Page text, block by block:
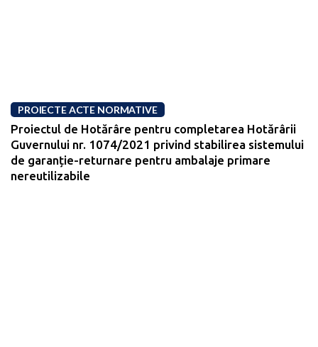
PROIECTE ACTE NORMATIVE
Proiectul de Hotărâre pentru completarea Hotărârii
Guvernului nr. 1074/2021 privind stabilirea sistemului
de garanție-returnare pentru ambalaje primare
nereutilizabile